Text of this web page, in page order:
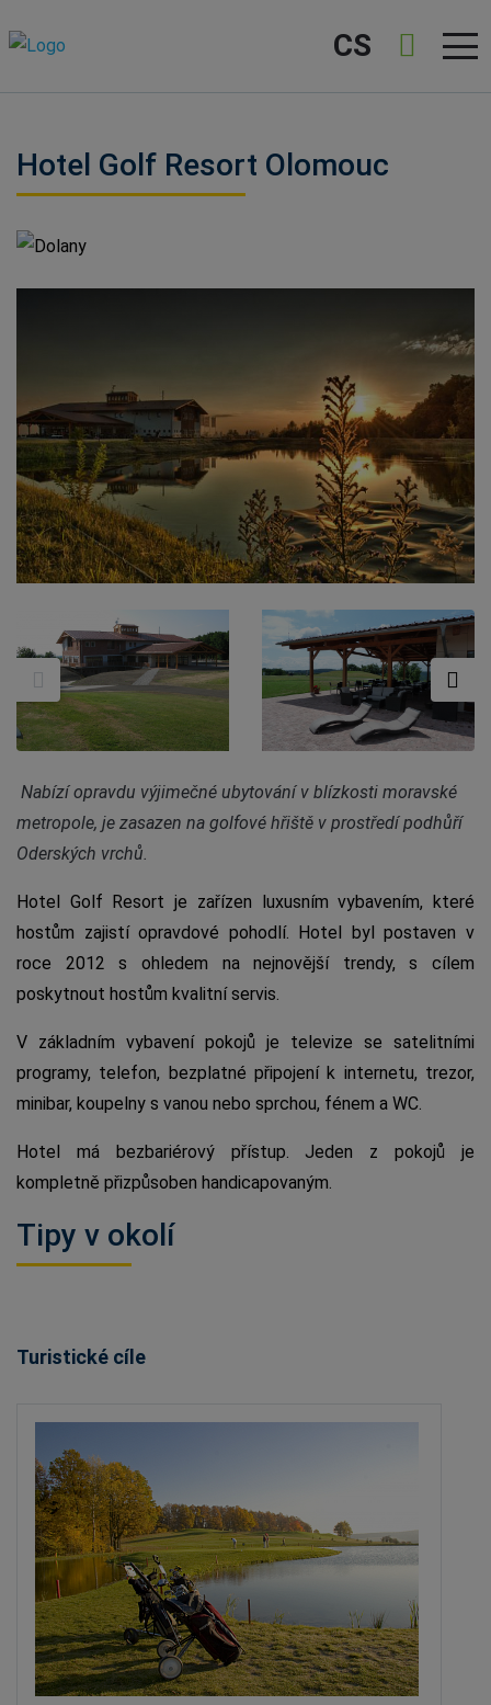
CS
Hotel Golf Resort Olomouc
Dolany
Nabízí opravdu výjimečné ubytování v blízkosti moravské
metropole, je zasazen na golfové hřiště v prostředí podhůří
Oderských vrchů.
Hotel Golf Resort je zařízen luxusním vybavením, které
hostům zajistí opravdové pohodlí. Hotel byl postaven v
roce 2012 s ohledem na nejnovější trendy, s cílem
poskytnout hostům kvalitní servis.
V základním vybavení pokojů je televize se satelitními
programy, telefon, bezplatné připojení k internetu, trezor,
minibar, koupelny s vanou nebo sprchou, fénem a WC.
Hotel má bezbariérový přístup. Jeden z pokojů je
kompletně přizpůsoben handicapovaným.
Tipy v okolí
Turistické cíle